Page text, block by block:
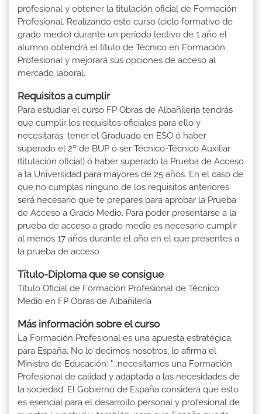
profesional y obtener la titulación oficial de Formación
Profesional. Realizando este curso (ciclo formativo de
grado medio) durante un período lectivo de 1 año el
alumno obtendrá el título de Técnico en Formación
Profesional y mejorará sus opciones de acceso al
mercado laboral.
Requisitos a cumplir
Para estudiar el curso FP Obras de Albañilería tendrás
que cumplir los requisitos oficiales para ello y
necesitarás: tener el Graduado en ESO ó haber
superado el 2º de BUP ó ser Técnico-Técnico Auxiliar
(titulación oficial) ó haber superado la Prueba de Acceso
a la Universidad para mayores de 25 años. En el caso de
que no cumplas ninguno de los requisitos anteriores
será necesario que te prepares para aprobar la Prueba
de Acceso a Grado Medio. Para poder presentarse a la
prueba de acceso a grado medio es necesario cumplir
al menos 17 años durante el año en el que presentes a
la prueba de acceso
Título-Diploma que se consigue
Título Oficial de Formación Profesional de Técnico
Medio en FP Obras de Albañilería
Más información sobre el curso
La Formación Profesional es una apuesta estratégica
para España. No lo decimos nosotros, lo afirma el
Ministro de Educación: "...necesitamos una Formación
Profesional de calidad y adaptada a las necesidades de
la sociedad. El Gobierno de España considera que esto
es esencial para el desarrollo personal y profesional de